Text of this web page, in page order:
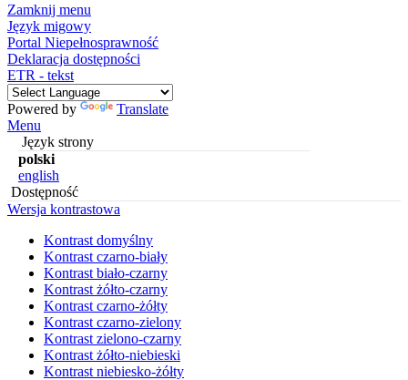
Zamknij menu
Język migowy
Portal Niepełnosprawność
Deklaracja dostępności
ETR - tekst
Powered by
Translate
Menu
Język strony
polski
english
Dostępność
Wersja kontrastowa
Kontrast domyślny
Kontrast czarno-biały
Kontrast biało-czarny
Kontrast żółto-czarny
Kontrast czarno-żółty
Kontrast czarno-zielony
Kontrast zielono-czarny
Kontrast żółto-niebieski
Kontrast niebiesko-żółty